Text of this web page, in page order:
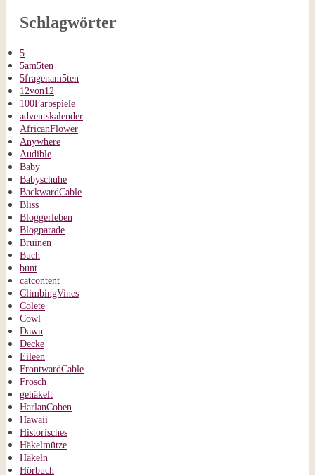
Schlagwörter
5
5am5ten
5fragenam5ten
12von12
100Farbspiele
adventskalender
AfricanFlower
Anywhere
Audible
Baby
Babyschuhe
BackwardCable
Bliss
Bloggerleben
Blogparade
Bruinen
Buch
bunt
catcontent
ClimbingVines
Colete
Cowl
Dawn
Decke
Eileen
FrontwardCable
Frosch
gehäkelt
HarlanCoben
Hawaii
Historisches
Häkelmütze
Häkeln
Hörbuch